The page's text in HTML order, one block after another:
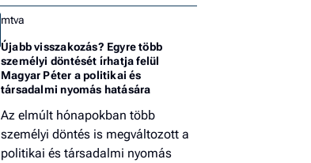
mtva
Újabb visszakozás? Egyre több
személyi döntését írhatja felül
Magyar Péter a politikai és
társadalmi nyomás hatására
Az elmúlt hónapokban több
személyi döntés is megváltozott a
politikai és társadalmi nyomás